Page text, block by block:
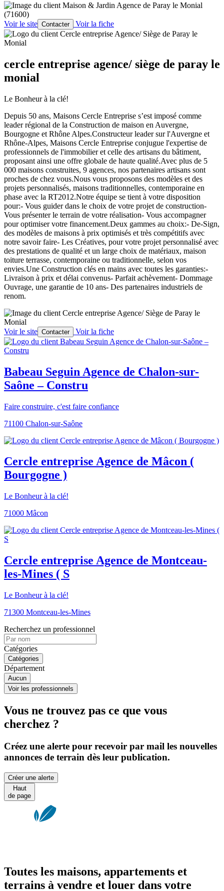
Voir le site Contacter Voir la fiche
cercle entreprise agence/ siège de paray le
monial
Le Bonheur à la clé!
Depuis 50 ans, Maisons Cercle Entreprise s’est imposé comme
leader régional de la Construction de maison en Auvergne,
Bourgogne et Rhône Alpes.Constructeur leader sur l'Auvergne et
Rhône-Alpes, Maisons Cercle Entreprise conjugue l'expertise de
professionnels de l'immobilier et celle des artisans du bâtiment,
proposant ainsi une offre globale de haute qualité.Avec plus de 5
000 maisons construites, 9 agences, nos partenaires artisans sont
proches de chez vous.Nous vous proposons des modèles et des
projets personnalisés, maisons traditionnelles, contemporaine en
phase avec la RT2012.Notre équipe se tient à votre disposition
pour:- Vous guider dans le choix de votre projet de construction-
Vous présenter le terrain de votre réalisation- Vous accompagner
pour optimiser votre financement.Deux gammes au choix:- De-Sign,
des modèles de maisons à prix optimisés et très compétitifs avec
notre savoir faire- Les Créatives, pour votre projet personnalisé avec
des prestations de qualité et un large choix de matériaux, maison
toiture terrasse, contemporaine ou traditionnelle, selon vos
envies.Une Construction clés en mains avec toutes les garanties:-
Livraison à prix et délai convenus- Parfait achèvement- Dommage
Ouvrage, une garantie de 10 ans- Des partenaires industriels de
renom.
Voir le site Contacter Voir la fiche
Babeau Seguin Agence de Chalon-sur-
Saône – Constru
Faire construire, c'est faire confiance
71100 Chalon-sur-Saône
Cercle entreprise Agence de Mâcon (
Bourgogne )
Le Bonheur à la clé!
71000 Mâcon
Cercle entreprise Agence de Montceau-
les-Mines ( S
Le Bonheur à la clé!
71300 Montceau-les-Mines
Recherchez un professionnel
Catégories
Catégories
Département
Aucun
Voir les professionnels
Vous ne trouvez pas ce que vous
cherchez ?
Créez une alerte pour recevoir par mail les nouvelles
annonces de terrain dès leur publication.
Créer une alerte
Haut
de page
Toutes les maisons, appartements et
terrains à vendre et louer dans votre